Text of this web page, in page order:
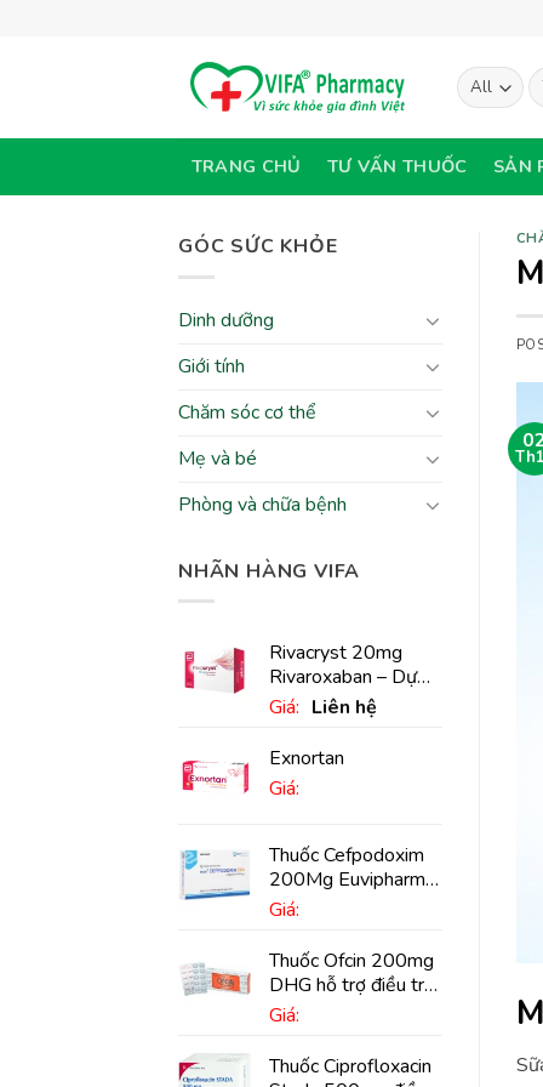
TRANG CHỦ TƯ VẤN THUỐC SẢN
GÓC SỨC KHỎE
Dinh dưỡng
Giới tính
Chăm sóc cơ thể
Mẹ và bé
Phòng và chữa bệnh
NHÃN HÀNG VIFA
Rivacryst 20mg
Rivaroxaban – Dự
phòng đột quỵ,
huyết khối tĩnh mạch
Giá: Liên hệ
Exnortan
Giá:
Thuốc Cefpodoxim
200Mg Euvipharm
điều trị nhiễm khuẩn
Giá:
Thuốc Ofcin 200mg
DHG hỗ trợ điều trị
viêm phế quản nặng
Giá:
Thuốc Ciprofloxacin